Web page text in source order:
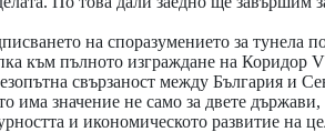
на споразумението за тунела
към пълното изграждане на Коридор
свързаност между България и
има значение не само за двете държави,
и икономическото развитие на